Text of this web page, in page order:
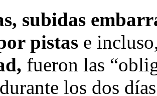
subidas
pistas e
fueron las
los dos